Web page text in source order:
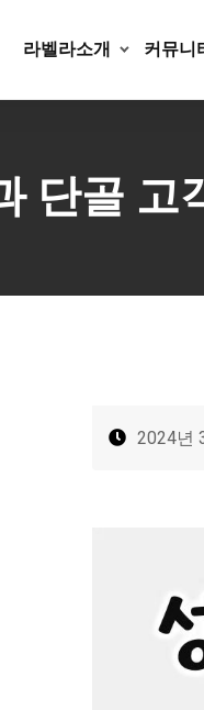
라벨라소개 커뮤니
단골 고
2024년